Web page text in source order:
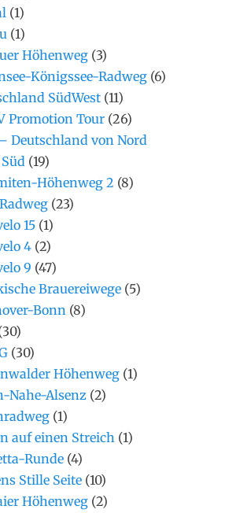
(1)
(1)
Höhenweg (3)
Königssee-Radweg (6)
SüdWest (11)
Promotion Tour (26)
Deutschland von Nord
(19)
Höhenweg 2 (8)
(23)
15 (1)
4 (2)
9 (47)
Brauereiwege (5)
Bonn (8)
(30)
Höhenweg (1)
Nahe-Alsenz (2)
(1)
auf einen Streich (1)
Runde (4)
Stille Seite (10)
Höhenweg (2)